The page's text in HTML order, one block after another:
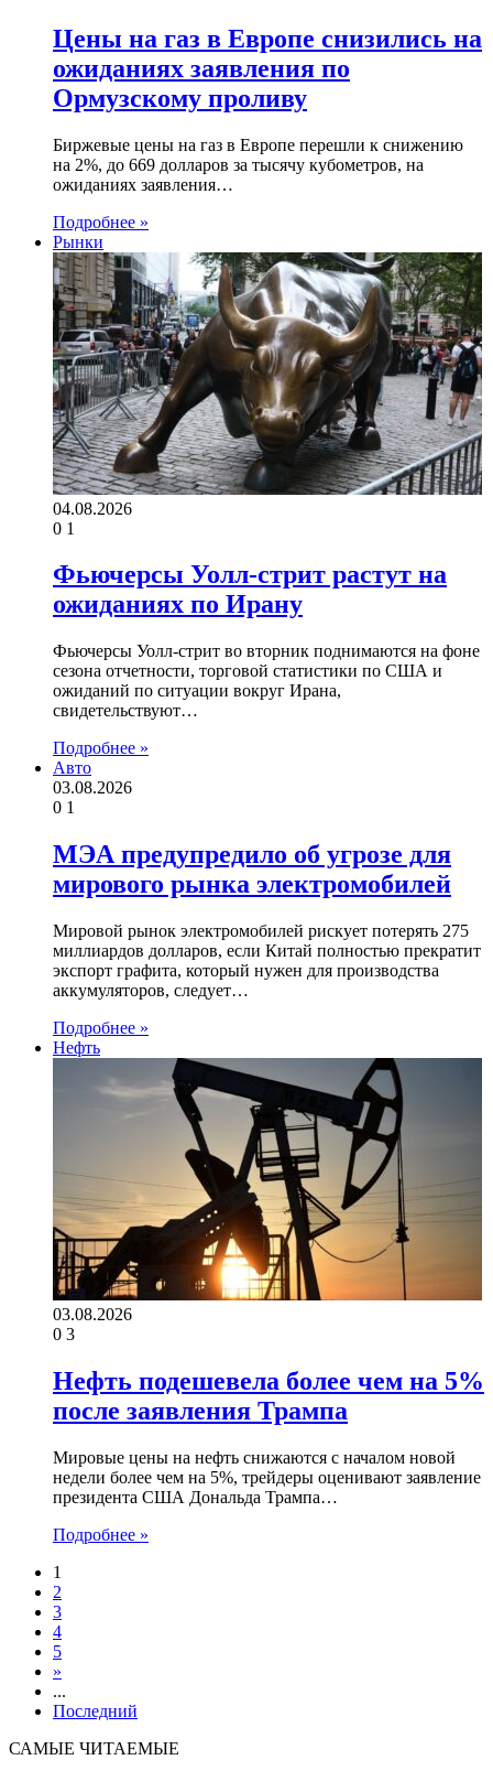
Цены на газ в Европе снизились на
ожиданиях заявления по
Ормузскому проливу
Биржевые цены на газ в Европе перешли к снижению
на 2%, до 669 долларов за тысячу кубометров, на
ожиданиях заявления…
Подробнее »
Рынки
04.08.2026
0 1
Фьючерсы Уолл-стрит растут на
ожиданиях по Ирану
Фьючерсы Уолл-стрит во вторник поднимаются на фоне
сезона отчетности, торговой статистики по США и
ожиданий по ситуации вокруг Ирана,
свидетельствуют…
Подробнее »
Авто
03.08.2026
0 1
МЭА предупредило об угрозе для
мирового рынка электромобилей
Мировой рынок электромобилей рискует потерять 275
миллиардов долларов, если Китай полностью прекратит
экспорт графита, который нужен для производства
аккумуляторов, следует…
Подробнее »
Нефть
03.08.2026
0 3
Нефть подешевела более чем на 5%
после заявления Трампа
Мировые цены на нефть снижаются с началом новой
недели более чем на 5%, трейдеры оценивают заявление
президента США Дональда Трампа…
Подробнее »
1
2
3
4
5
»
...
Последний
САМЫЕ ЧИТАЕМЫЕ